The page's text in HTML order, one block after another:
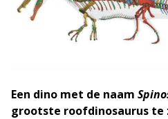
Een dino met de naam
grootste roofdinosaurus